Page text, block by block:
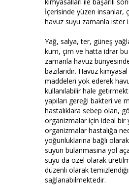
İçerisinde yüzen insanlar,
havuz suyu zamanla ister
Yağ, salya, ter, güneş
kum, çim ve hatta idrar
zamanla havuz
bazılarıdır. Havuz
maddeleri yok ederek
kullanılabilir hale
yapıları gereği bakteri ve
hastalıklara sebep olan,
organizmalar için ideal bir
organizmalar hastalığa
yoğunluklarına bağlı
suyun bulanmasına yol
suyu da özel olarak
düzenli olarak
sağlanabilmektedir.